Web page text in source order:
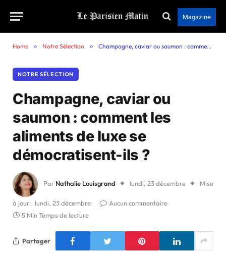
Magazine
Home » Notre Sélection » Champagne, caviar ou saumon : comment les aliments de luxe se démocratisent-ils ?
NOTRE SÉLECTION
Champagne, caviar ou
saumon : comment les
aliments de luxe se
démocratisent-ils ?
Par Nathalie Louisgrand lundi, 23 décembre Mise
à jour: lundi, 23 décembre
Aucun commentaire
5 Min Temps de lecture
Partager